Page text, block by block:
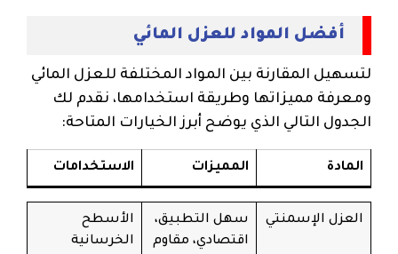
أفضل المواد للعزل المائي
لتسهيل المقارنة بين المواد المختلفة للعزل المائي
ومعرفة مميزاتها وطريقة استخدامها، نقدم لك
الجدول التالي الذي يوضح أبرز الخيارات المتاحة:
المادة المميزات الاستخدامات
العزل الإسمنتي
سهل التطبيق،
اقتصادي، مقاوم
الأسطح
الخرسانية